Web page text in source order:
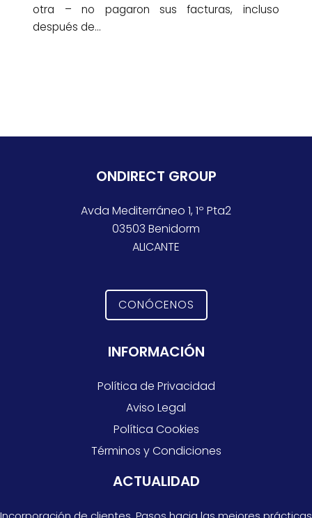
otra – no pagaron sus facturas, incluso
después de…
ONDIRECT GROUP
Avda Mediterráneo 1, 1º Pta2
03503 Benidorm
ALICANTE
CONÓCENOS
INFORMACIÓN
Política de Privacidad
Aviso Legal
Política Cookies
Términos y Condiciones
ACTUALIDAD